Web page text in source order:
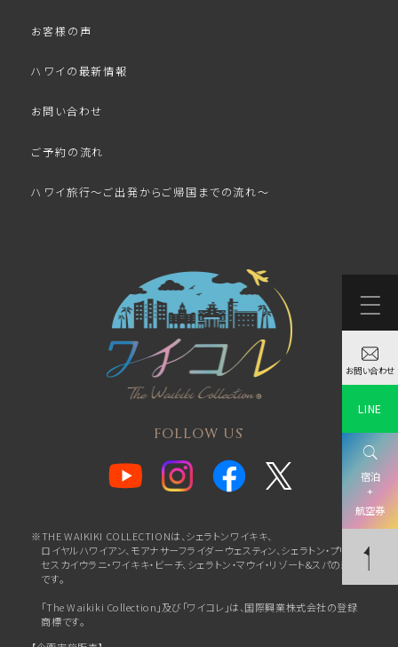
お客様の声
ハワイの最新情報
お問い合わせ
ご予約の流れ
ハワイ旅行～ご出発からご帰国までの流れ～
FOLLOW US
※THE WAIKIKI COLLECTIONは、シェラトンワイキキ、
ロイヤルハワイアン、 モアナサーフライダーウェスティン、シェラトン・プリン
セスカイウラニ・ワイキキ・ビーチ、 シェラトン・マウイ・リゾート&スパの総称
です。
「The Waikiki Collection」及び「ワイコレ」は、国際興業株式会社の登録
商標です。
お問い合わせ
LINE
宿泊
+
航空券